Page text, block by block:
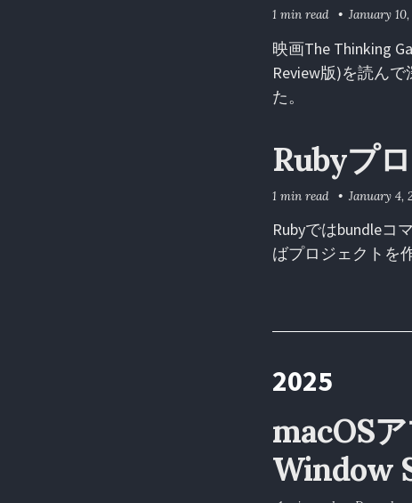
映画The Thinking
Review版)を読ん
た。
1 min read January
Rubyプ
Rubyではbundleコ
ばプロジェクトを
1 min read January 4,
2025
macOS
Window